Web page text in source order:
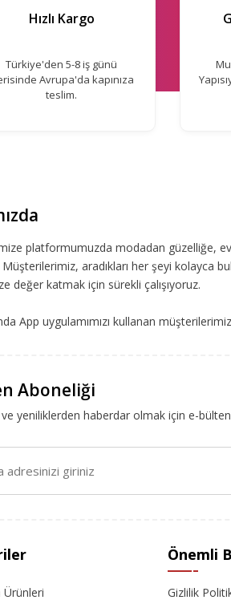
Hızlı Kargo
Türkiye'den 5-8 iş günü
Avrupa'da kapınıza
teslim.
platformumuzda modadan güzelliğe,
aradıkları her şeyi kolayca
değer katmak için sürekli çalışıyoruz.
App uygulamımızı kullanan
Aboneliği
yeniliklerden haberdar olmak için e-
Ürünleri
Önemli
Gizlilik